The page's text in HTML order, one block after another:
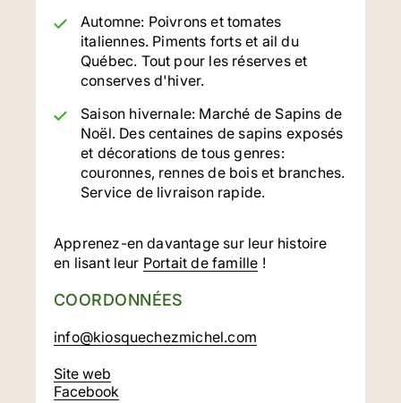
Automne: Poivrons et tomates
italiennes. Piments forts et ail du
Québec. Tout pour les réserves et
conserves d'hiver.
Saison hivernale: Marché de Sapins de
Noël. Des centaines de sapins exposés
et décorations de tous genres:
couronnes, rennes de bois et branches.
Service de livraison rapide.
Apprenez-en davantage sur leur histoire
en lisant leur Portait de famille !
COORDONNÉES
info@kiosquechezmichel.com
Site web
Facebook